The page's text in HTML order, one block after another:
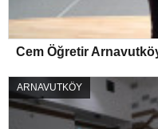
Cem Öğretir
ARNAVUTKÖY